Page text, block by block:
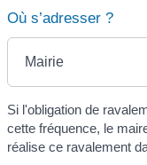
Où s’adresser ?
Mairie
Si l'obligation de
cette fréquence, le
réalise ce ravalement